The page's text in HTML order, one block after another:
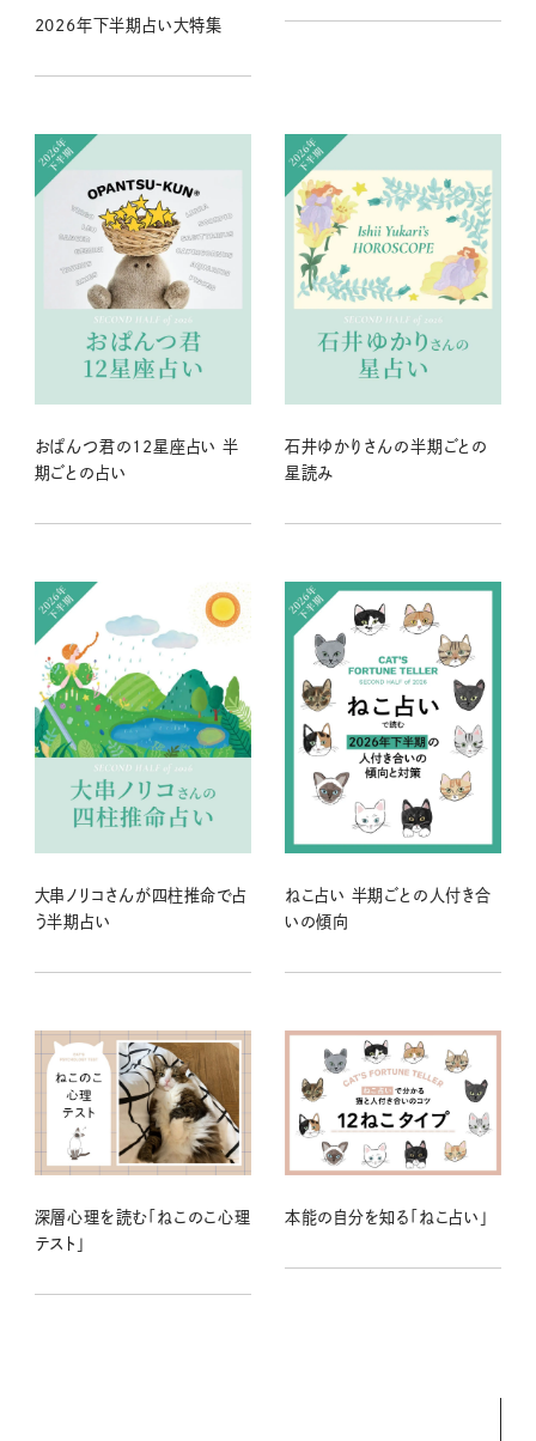
2026年下半期占い大特集
おぱんつ君の12星座占い 半
期ごとの占い
石井ゆかりさんの半期ごとの
星読み
大串ノリコさんが四柱推命で占
う半期占い
ねこ占い 半期ごとの人付き合
いの傾向
深層心理を読む「ねこのこ心理
テスト」
本能の自分を知る「ねこ占い」